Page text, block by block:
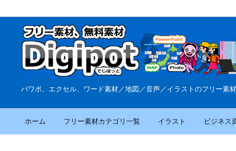
パワポ、エクセル、ワード素材／地図／音声／イラストのフリー素材
ホーム フリー素材カテゴリ一覧 イラスト ビジネス